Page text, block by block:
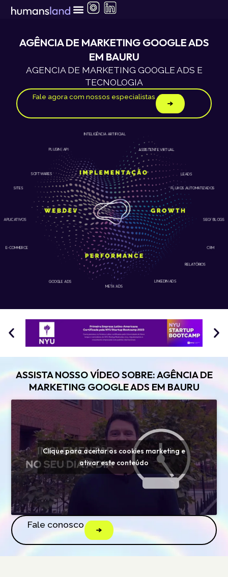
para
conteúdoAGÊNCIA DE MARKETING GOOGLE ADS
EM BAURU
AGENCIA DE MARKETING GOOGLE ADS E
TECNOLOGIA
Fale agora com nossos especialistas
GOOGLE ADS LINKEDIN ADS
APLICATIVOS
SITES
E-COMMERCE
META ADS
CRM
RELATÓRIOS
SEO/ BLOGS
FLUXOS AUTOMATIZADOS
INTELIGÊNCIA ARTIFICIAL
PLUGIN | API
SOFTWARES
ASSISTENTE VIRTUAL
LEADS
ASSISTA NOSSO VÍDEO SOBRE: AGÊNCIA DE
MARKETING GOOGLE ADS EM BAURU
Clique para aceitar os cookies marketing e
ativar este conteúdo
Fale conosco